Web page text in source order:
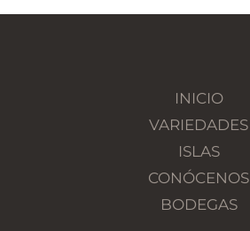
INICIO
VARIEDADES
ISLAS
CONÓCENOS
BODEGAS